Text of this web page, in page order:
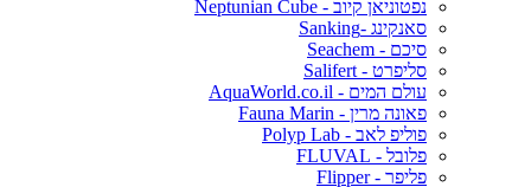
נפטוניאן קיוב - Neptunian Cube
סאנקינג -Sanking
סיכם - Seachem
סליפרט - Salifert
עולם המים - AquaWorld.co.il
פאונה מרין - Fauna Marin
פוליפ לאב - Polyp Lab
פלובל - FLUVAL
פליפר - Flipper